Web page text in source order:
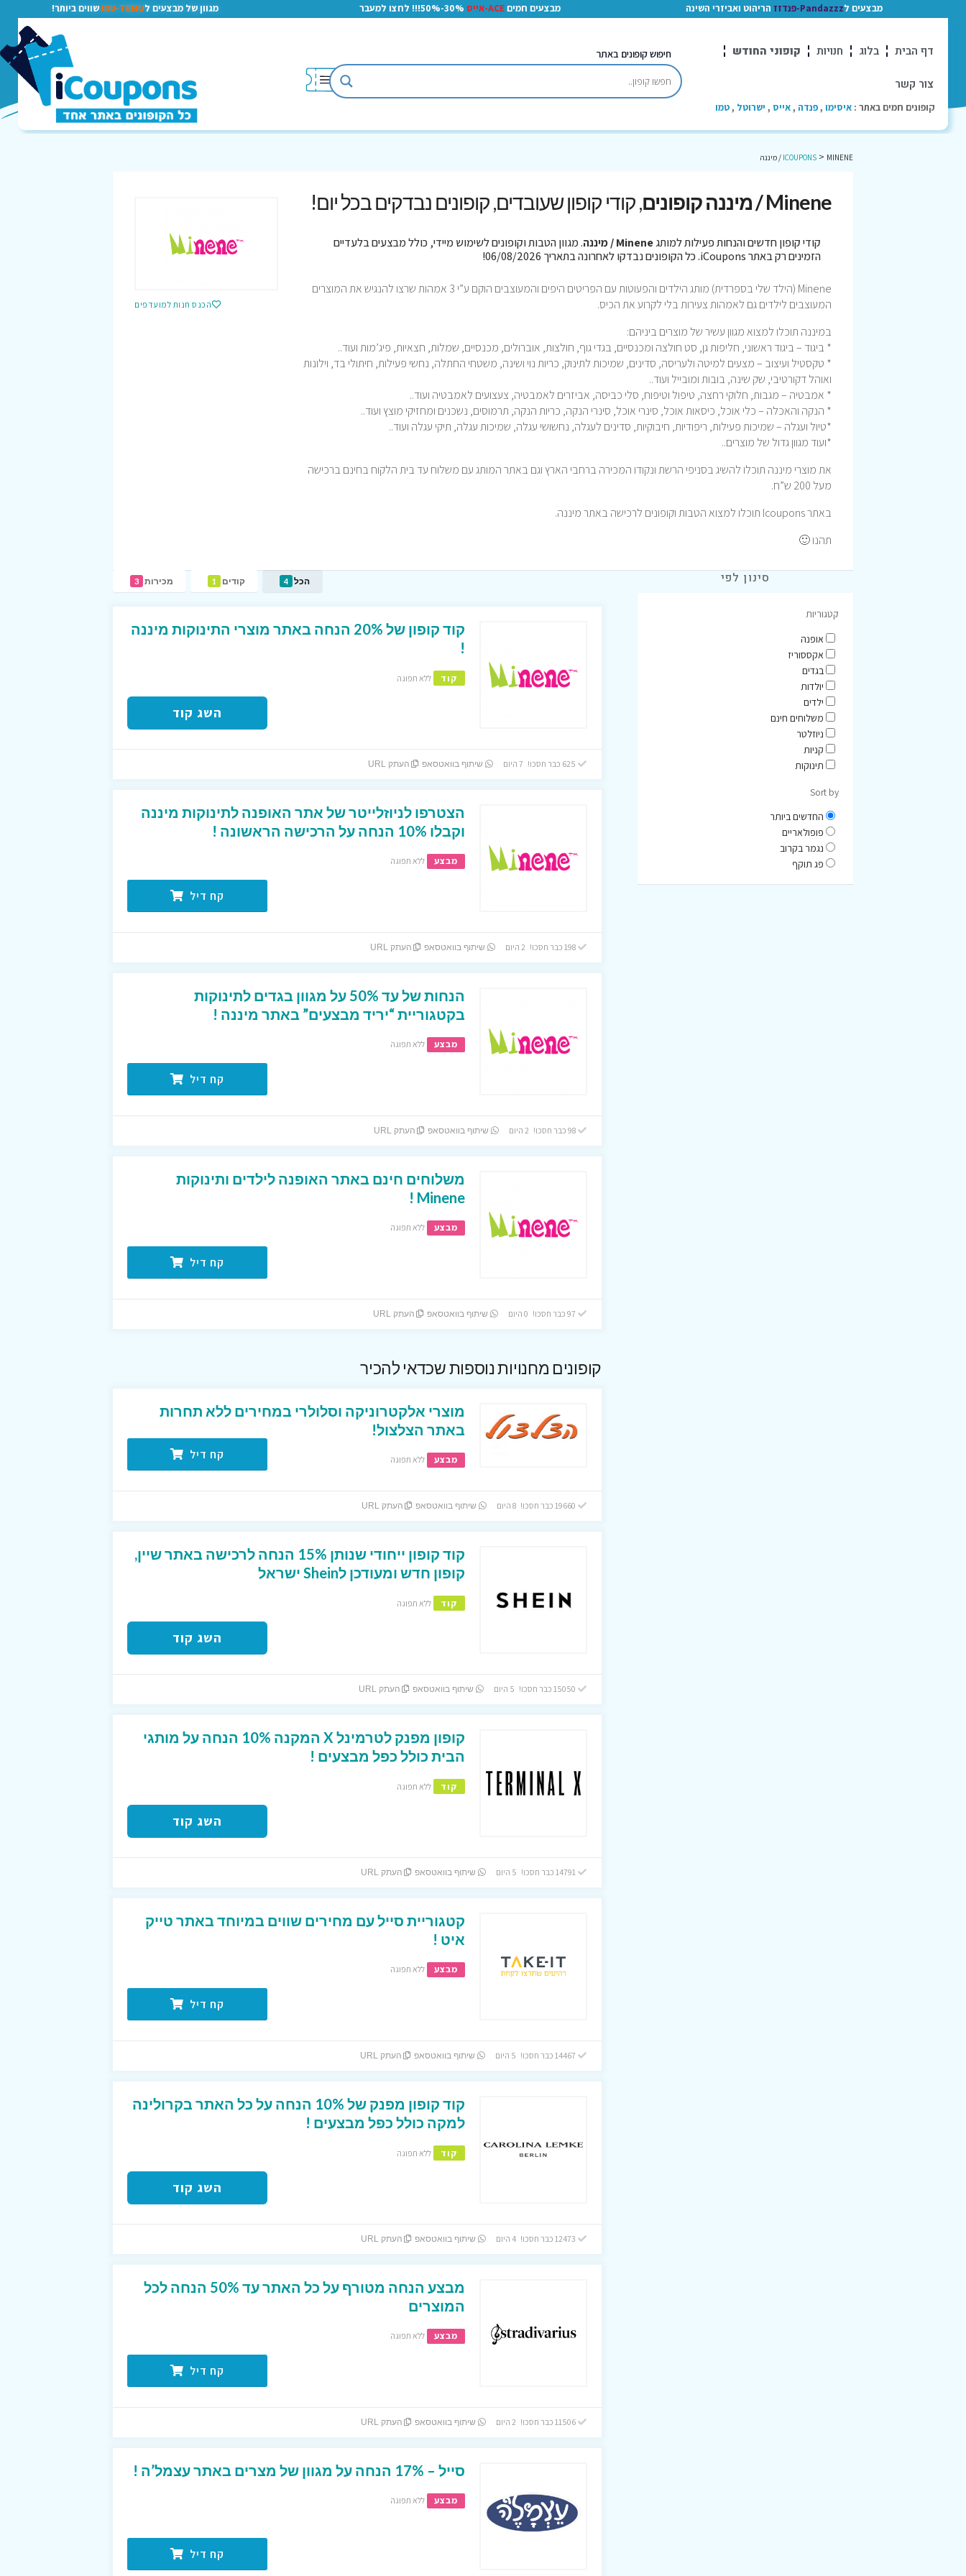
מבצעים לPandazzz-פנדזז הריהוט ואביזרי השינה מבצעים חמיםACE-אייס 30%-50%!!! לחצו למעבר מגוון של מבצעים לTEMU-טמו שווים ביותר!
דף הבית בלוג חנויות קופוני החודש
צור קשר
קופונים חמים באתר : איסימו ,פנדה ,אייס , ישרוטל ,טמו
חיפוש קופונים באתר
ICOUPONS > MINENE / מיננה
הכנס חנות למועדפים
Minene / מיננה קופונים , קודי קופון שעובדים, קופונים נבדקים בכל יום!
קודי קופון חדשים והנחות פעילות למותגMinene / מיננה
. מגוון הטבות וקופונים לשימוש מיידי, כולל מבצעים בלעדיים
הזמינים רק באתר iCoupons. כל הקופונים נבדקו לאחרונה בתאריך 06/08/2026!
Minene (הילד שלי בספרדית) מותג הילדים והפעוטות עם הפריטים היפים והמעוצבים הוקם ע”י 3 אמהות שרצו להנגיש את המוצרים
המעוצבים לילדים גם לאמהות צעירות בלי לקרוע את הכיס.
במיננה תוכלו למצוא מגוון עשיר של מוצרים ביניהם:
* ביגוד – ביגוד ראשוני, חליפות גן, סט חולצה ומכנסיים, בגדי גוף, חולצות, אוברולים, מכנסיים, שמלות, חצאיות, פיג’מות ועוד..
* טקסטיל ועיצוב – מצעים למיטה ולעריסה, סדינים, שמיכות לתינוק, כריות נוי ושינה, משטחי החתלה, נחשי פעילות, חיתולי בד, וילונות
ואוהל דקורטיבי, שק שינה, בובות ומובייל ועוד..
* אמבטיה – מגבות, חלוקי רחצה, טיפול וטיפוח, סלי כביסה, אביזרים לאמבטיה, צעצועים לאמבטיה ועוד..
* הנקה והאכלה – כלי אוכל, כיסאות אוכל, סינרי אוכל, סינרי הנקה, כריות הנקה, תרמוסים, נשכנים ומחזיקי מוצץ ועוד..
*טיול ועגלה – שמיכות פעילות, ריפודיות, חיבוקיות, סדינים לעגלה, נחשושי עגלה, שמיכות עגלה, תיקי עגלה ועוד..
*ועוד מגוון גדול של מוצרים..
את מוצרי מיננה תוכלו להשיג בסניפי הרשת ונקודו המכירה ברחבי הארץ וגם באתר המותג עם משלוח עד בית הלקוח בחינם ברכישה
מעל 200 ש”ח.
באתר Icoupons תוכלו למצוא הטבות וקופונים לרכישה באתר מיננה.
תהנו 🙂
הכל 4 קודים 1 מכירות 3
קוד קופון של 20% הנחה באתר מוצרי התינוקות מיננה
!
קוד ללא תפוגה
השג קוד
שיתוף בוואטסאפ העתק URL
הצטרפו לניוזלייטר של אתר האופנה לתינוקות מיננה
וקבלו 10% הנחה על הרכישה הראשונה !
מבצע ללא תפוגה
קח דיל
198 כבר חסכו! 2 היום שיתוף בוואטסאפ העתק URL
הנחות של עד 50% על מגוון בגדים לתינוקות
בקטגוריית “יריד מבצעים” באתר מיננה !
מבצע ללא תפוגה
קח דיל
98 כבר חסכו! 2 היום שיתוף בוואטסאפ העתק URL
משלוחים חינם באתר האופנה לילדים ותינוקות
Minene !
מבצע ללא תפוגה
קח דיל
שיתוף בוואטסאפ העתק URL
קופונים מחנויות נוספות שכדאי להכיר
מוצרי אלקטרוניקה וסלולרי במחירים ללא תחרות
באתר הצלצול!
מבצע ללא תפוגה קח דיל
שיתוף בוואטסאפ העתק URL
קוד קופון ייחודי שנותן 15% הנחה לרכישה באתר שיין,
קופון חדש ומעודכן לShein ישראל
קוד ללא תפוגה
השג קוד
שיתוף בוואטסאפ העתק URL
קופון מפנק לטרמינל X המקנה 10% הנחה על מותגי
הבית כולל כפל מבצעים !
קוד ללא תפוגה
השג קוד
14791 כבר חסכו! 5 היום שיתוף בוואטסאפ העתק URL
קטגוריית סייל עם מחירים שווים במיוחד באתר טייק
איט !
מבצע ללא תפוגה
קח דיל
שיתוף בוואטסאפ העתק URL
קוד קופון מפנק של 10% הנחה על כל האתר בקרולינה
למקה כולל כפל מבצעים !
קוד ללא תפוגה
השג קוד
שיתוף בוואטסאפ העתק URL
מבצע הנחה מטורף על כל האתר עד 50% הנחה לכל
המוצרים
מבצע ללא תפוגה
קח דיל
11506 כבר חסכו! 2 היום שיתוף בוואטסאפ העתק URL
סייל – 17% הנחה על מגוון של מצרים באתר עצמל’ה !
מבצע ללא תפוגה
קח דיל
סינון לפי
קטגוריות
אופנה
אקססוריז
בגדים
יולדות
ילדים
משלוחים חינם
ניוזלטר
קניות
תינוקות
Sort by
החדשים ביותר
פופולאריים
נגמר בקרוב
פג תוקף